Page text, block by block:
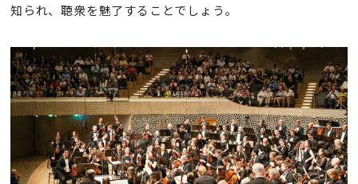
知られ、聴衆を魅了することでしょう。